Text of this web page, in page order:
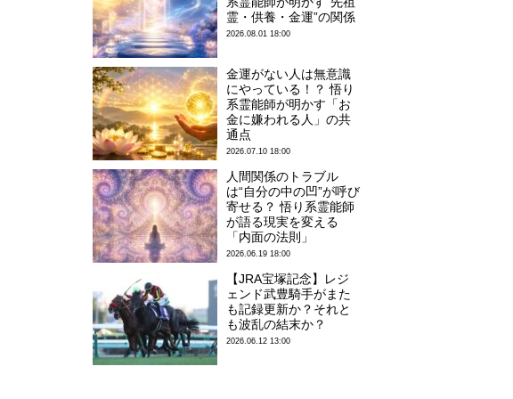
霊・供養・金運”の関係
2026.08.01 18:00
金運がない人は無意識
にやっている！？ 悟り
系霊能師が明かす「お
金に嫌われる人」の共
通点
2026.07.10 18:00
人間関係のトラブル
は“自分の中の凹”が呼び
寄せる？ 悟り系霊能師
が語る現実を変える
「内面の法則」
2026.06.19 18:00
【JRA宝塚記念】レジ
ェンド武豊騎手がまた
も記録更新か？それと
も波乱の結末か？
2026.06.12 13:00